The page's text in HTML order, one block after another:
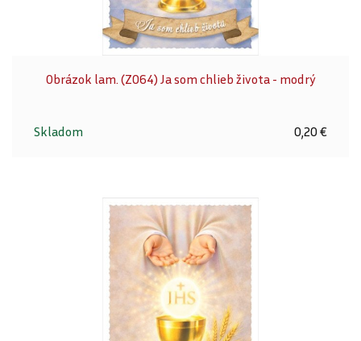
Obrázok lam. (Z064) Ja som chlieb života - modrý
Skladom 0,20 €